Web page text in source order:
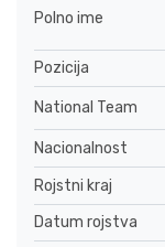
Polno ime
Pozicija
National Team
Nacionalnost
Rojstni kraj
Datum rojstva